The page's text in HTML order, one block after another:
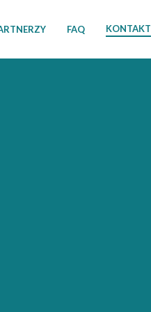
FAQ KONTAKT